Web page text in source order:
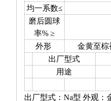
均一系数≤
磨后圆球
率% ≥
外形 金黄至棕
出厂型式
用途
出厂型式：Na型 外观：